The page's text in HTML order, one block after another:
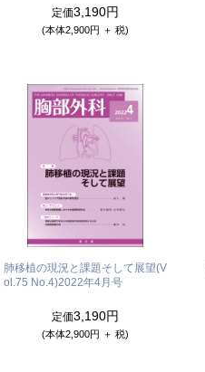
定価3,190円
(本体2,900円 ＋ 税)
肺移植の現況と課題そして展望(V
ol.75 No.4)2022年4月号
定価3,190円
(本体2,900円 ＋ 税)